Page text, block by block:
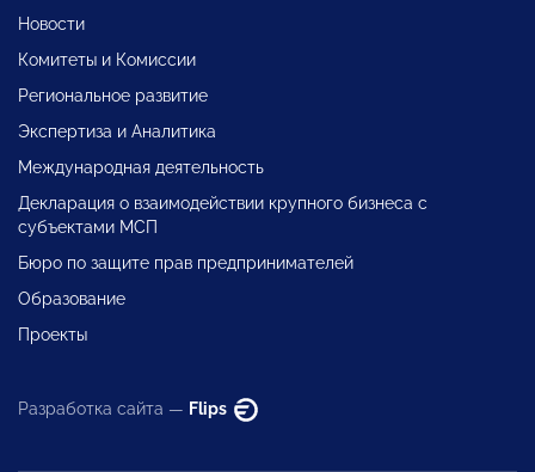
Новости
Комитеты и Комиссии
Региональное развитие
Экспертиза и Аналитика
Международная деятельность
Декларация о взаимодействии крупного бизнеса с
субъектами МСП
Бюро по защите прав предпринимателей
Образование
Проекты
Разработка сайта — Flips